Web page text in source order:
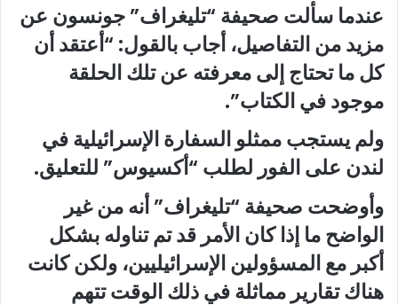
عندما سألت صحيفة “تليغراف” جونسون عن
مزيد من التفاصيل، أجاب بالقول: “أعتقد أن
كل ما تحتاج إلى معرفته عن تلك الحلقة
موجود في الكتاب”.
ولم يستجب ممثلو السفارة الإسرائيلية في
لندن على الفور لطلب “أكسيوس” للتعليق.
وأوضحت صحيفة “تليغراف” أنه من غير
الواضح ما إذا كان الأمر قد تم تناوله بشكل
أكبر مع المسؤولين الإسرائيليين، ولكن كانت
هناك تقارير مماثلة في ذلك الوقت تتهم